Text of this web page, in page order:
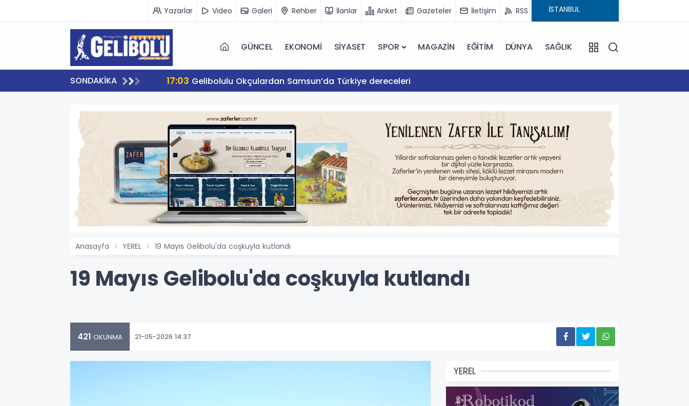
Yazarlar Video Galeri Rehber İlanlar Anket Gazeteler İletişim RSS
GÜNCEL EKONOMİ SİYASET SPOR MAGAZİN EĞİTİM DÜNYA SAĞLIK
SONDAKİKA 17:03 Gelibolulu Okçulardan Samsun’da Türkiye dereceleri
Anasayfa YEREL 19 Mayıs Gelibolu'da coşkuyla kutlandı
19 Mayıs Gelibolu'da coşkuyla kutlandı
421 OKUNMA 21-05-2026 14:37
YEREL